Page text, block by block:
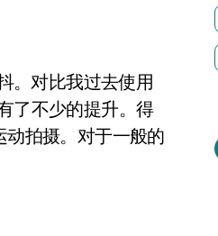
。对比我过去使用
了不少的提升。得
动拍摄。对于一般的